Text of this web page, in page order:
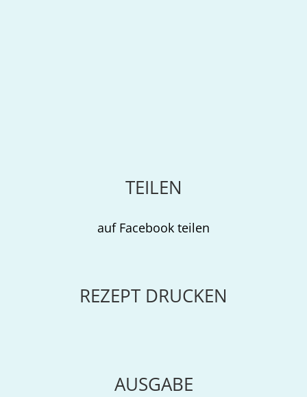
TEILEN
auf Facebook teilen
REZEPT DRUCKEN
AUSGABE